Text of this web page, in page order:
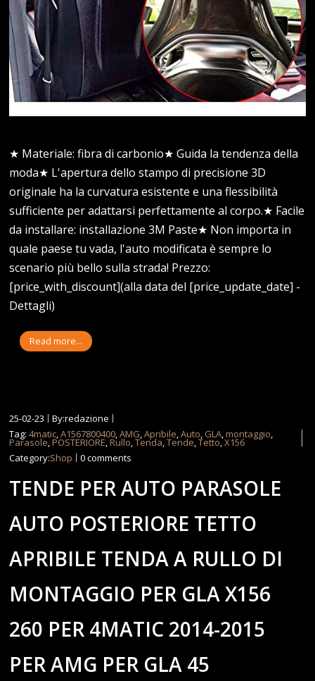
★ Materiale: fibra di carbonio★ Guida la tendenza della
moda★ L'apertura dello stampo di precisione 3D
originale ha la curvatura esistente e una flessibilità
sufficiente per adattarsi perfettamente al corpo.★ Facile
da installare: installazione 3M Paste★ Non importa in
quale paese tu vada, l'auto modificata è sempre lo
scenario più bello sulla strada! Prezzo:
[price_with_discount](alla data del [price_update_date] -
Dettagli)
Read more...
25-02-23
By:redazione
Tag:4matic ,A1567800400 ,AMG ,Apribile ,Auto GLA ,montaggio
Parasole ,POSTERIORE ,Rullo ,Tenda ,Tende ,Tetto,X156
Category:Shop 0 comments
TENDE PER AUTO PARASOLE
AUTO POSTERIORE TETTO
APRIBILE TENDA A RULLO DI
MONTAGGIO PER GLA X156
260 PER 4MATIC 2014-2015
PER AMG PER GLA 45